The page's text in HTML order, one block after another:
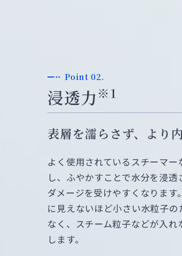
Point 02.
浸透力※1
表層を濡らさず、より
よく使用されているスチーマ
し、ふやかすことで水分を浸
ダメージを受けやすくなりま
に見えないほど小さい水粒子
なく、スチーム粒子などが入
します。